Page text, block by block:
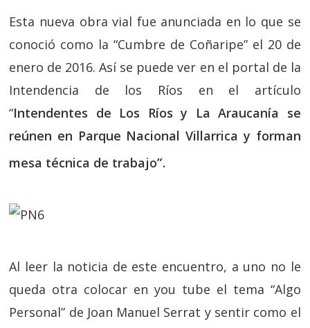
Esta nueva obra vial fue anunciada en lo que se
conoció como la “Cumbre de Coñaripe” el 20 de
enero de 2016. Así se puede ver en el portal de la
Intendencia de los Ríos en el artículo
“Intendentes de Los Ríos y La Araucanía se
reúnen en Parque Nacional Villarrica y forman
mesa técnica de trabajo”i.
Al leer la noticia de este encuentro, a uno no le
queda otra colocar en you tube el tema “Algo
Personal” de Joan Manuel Serrat y sentir como el